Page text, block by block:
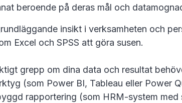
beroende på deras mål och
insikt i verksamheten och
Excel och SPSS att göra susen.
grepp om dina data och resultat
(som Power BI, Tableau eller Power
rapportering (som HRM-system med